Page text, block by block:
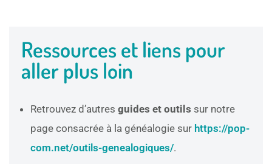
Ressources et liens pour
aller plus loin
Retrouvez d’autres guides et outils sur notre
page consacrée à la généalogie sur https://pop-
com.net/outils-genealogiques/.